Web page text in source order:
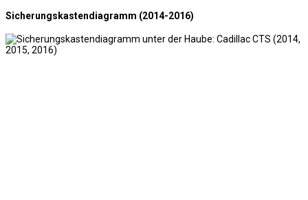
Sicherungskastendiagramm (2014-2016)